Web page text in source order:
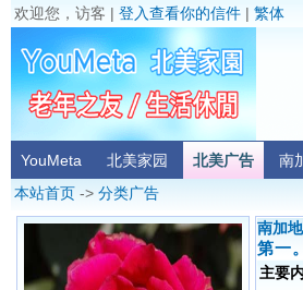
欢迎您，访客 | 登入查看你的信件 | 繁体
YouMeta 北美家园 北美广告 南
本站首页 -> 分类广告
南加
第一。
主要